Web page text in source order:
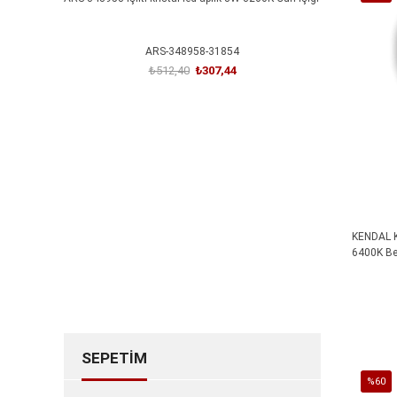
ARS-348958-31854
₺307,44
₺512,40
SEPETIM
6400K
%60